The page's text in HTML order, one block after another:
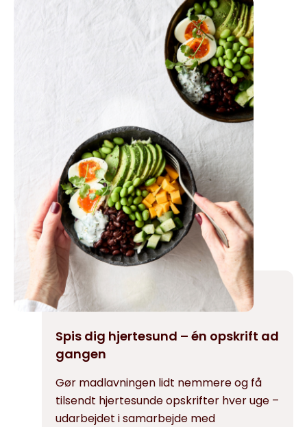
Spis dig hjertesund – én opskrift ad
gangen
Gør madlavningen lidt nemmere og få
tilsendt hjertesunde opskrifter hver uge –
udarbejdet i samarbejde med